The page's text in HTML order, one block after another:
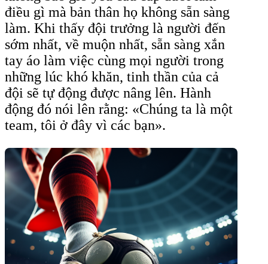
điều gì mà bản thân họ không sẵn sàng
làm. Khi thấy đội trưởng là người đến
sớm nhất, về muộn nhất, sẵn sàng xắn
tay áo làm việc cùng mọi người trong
những lúc khó khăn, tinh thần của cả
đội sẽ tự động được nâng lên. Hành
động đó nói lên rằng: «Chúng ta là một
team, tôi ở đây vì các bạn».